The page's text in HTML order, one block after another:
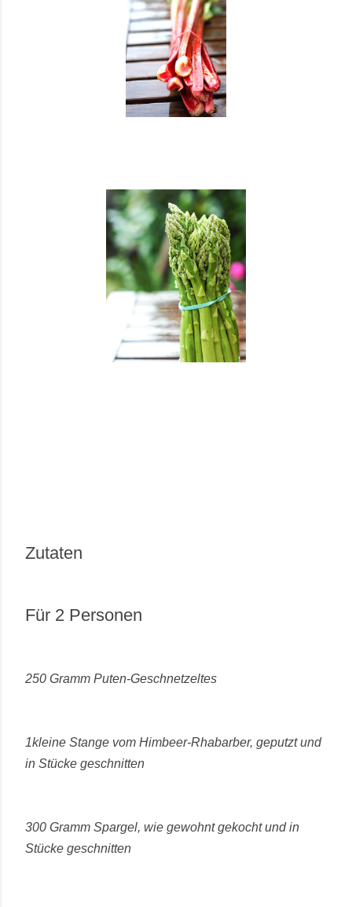
Zutaten
Für 2 Personen
250 Gramm Puten-Geschnetzeltes
1kleine Stange vom Himbeer-Rhabarber, geputzt und
in Stücke geschnitten
300 Gramm Spargel, wie gewohnt gekocht und in
Stücke geschnitten